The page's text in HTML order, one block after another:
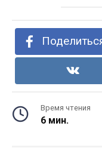
Время чтения
6 мин.